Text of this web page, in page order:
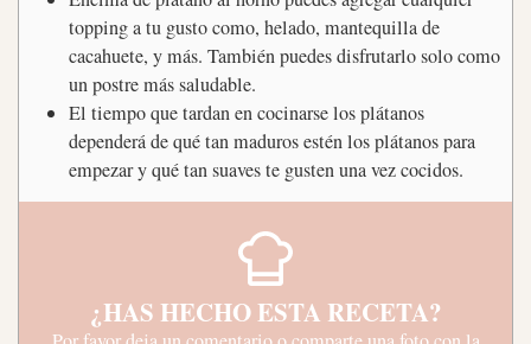
topping a tu gusto como, helado, mantequilla de
cacahuete, y más. También puedes disfrutarlo solo como
un postre más saludable.
El tiempo que tardan en cocinarse los plátanos
dependerá de qué tan maduros estén los plátanos para
empezar y qué tan suaves te gusten una vez cocidos.
¿HAS HECHO ESTA RECETA?